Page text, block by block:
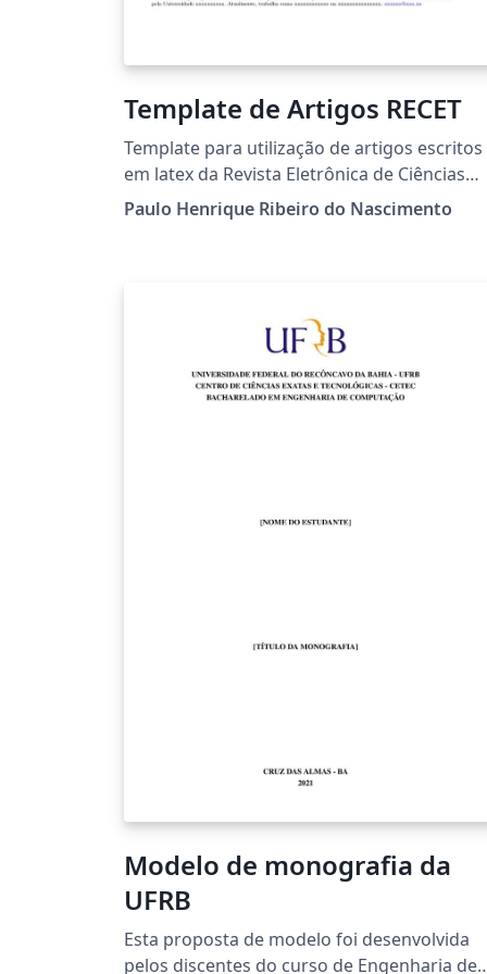
Template de Artigos RECET
Template para utilização de artigos escritos
em latex da Revista Eletrônica de Ciências
Exatas e Tecnológicas da UFRB (RECET)
Paulo Henrique Ribeiro do Nascimento
Modelo de monografia da
UFRB
Esta proposta de modelo foi desenvolvida
pelos discentes do curso de Engenharia de